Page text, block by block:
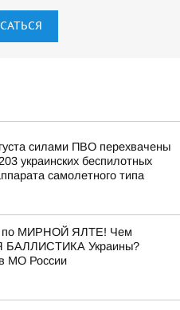
силами ПВО перехвачены
украинских беспилотных
самолетного типа
по МИРНОЙ ЯЛТЕ! Чем
БАЛЛИСТИКА Украины?
МО России